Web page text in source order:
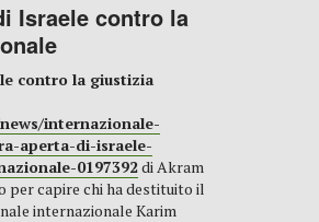
Israele contro la
contro la giustizia
internazionale-
aperta-di-israele-
0197392di Akram
capire chi ha destituito il
internazionale Karim